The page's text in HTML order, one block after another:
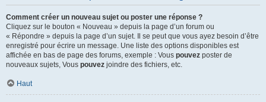
Comment créer un nouveau sujet ou poster une réponse ?
Cliquez sur le bouton « Nouveau » depuis la page d’un forum ou
« Répondre » depuis la page d’un sujet. Il se peut que vous ayez besoin d’être
enregistré pour écrire un message. Une liste des options disponibles est
affichée en bas de page des forums, exemple : Vous pouvez poster de
nouveaux sujets, Vous pouvez joindre des fichiers, etc.
Haut